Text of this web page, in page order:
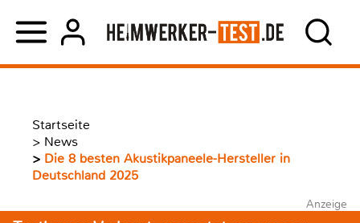
Startseite
> News
> Die 8 besten Akustikpaneele-Hersteller in
Deutschland 2025
Anzeige